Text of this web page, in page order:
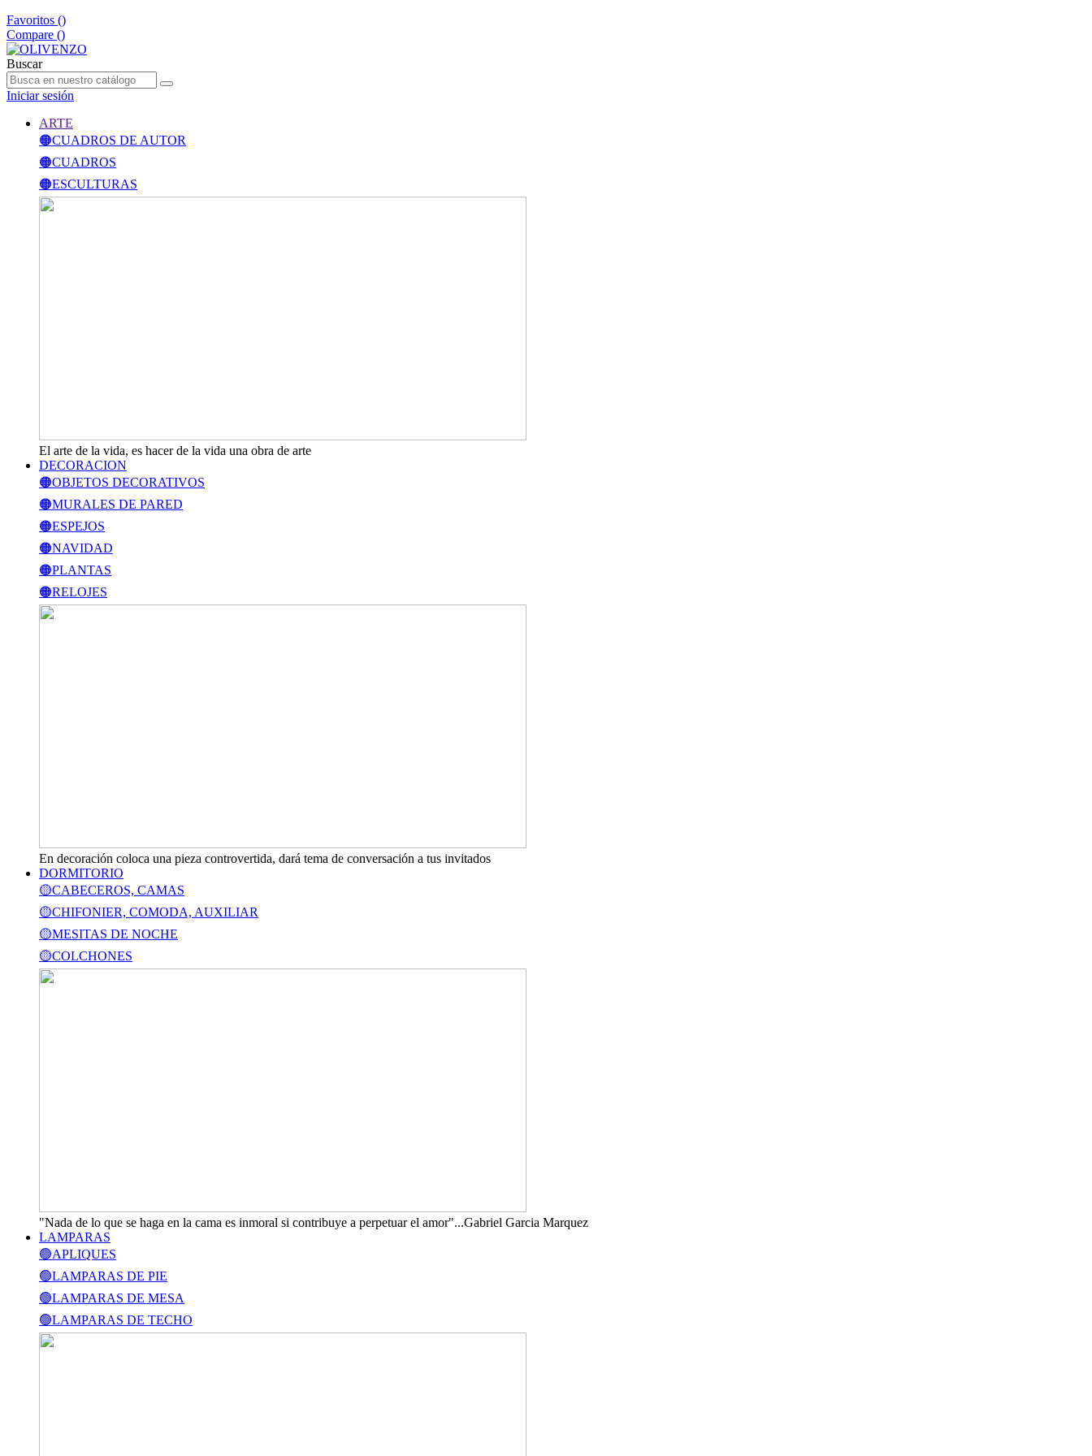
Favoritos ()
Compare ()
Buscar
Iniciar sesión
ARTE
🟠CUADROS DE AUTOR
🟠CUADROS
🟠ESCULTURAS
El arte de la vida, es hacer de la vida una obra de arte
DECORACION
🟠OBJETOS DECORATIVOS
🟠MURALES DE PARED
🟠ESPEJOS
🟠NAVIDAD
🟠PLANTAS
🟠RELOJES
En decoración coloca una pieza controvertida, dará tema de conversación a tus invitados
DORMITORIO
🟡CABECEROS, CAMAS
🟡CHIFONIER, COMODA, AUXILIAR
🟡MESITAS DE NOCHE
🟡COLCHONES
"Nada de lo que se haga en la cama es inmoral si contribuye a perpetuar el amor"...Gabriel Garcia Marquez
LAMPARAS
🟢APLIQUES
🟢LAMPARAS DE PIE
🟢LAMPARAS DE MESA
🟢LAMPARAS DE TECHO